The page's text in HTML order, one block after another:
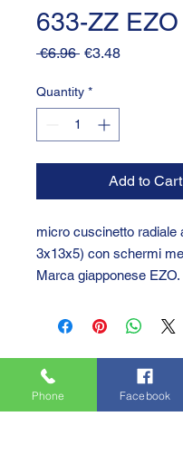
633-ZZ EZO
€6.96 Regular
€3.48Sale
Quantity *
Add to Cart
micro cuscinetto radiale
3x13x5) con schermi
Marca giapponese EZO.
Phone Facebook